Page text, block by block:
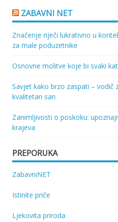
ZABAVNI NET
Značenje riječi lukrativno u
za male poduzetnike
Osnovne molitve koje bi svaki
Savjet kako brzo zaspati – vodič
kvalitetan san
Zanimljivosti o poskoku:
krajeva
PREPORUKA
ZabavniNET
Istinite priče
Ljekovita priroda